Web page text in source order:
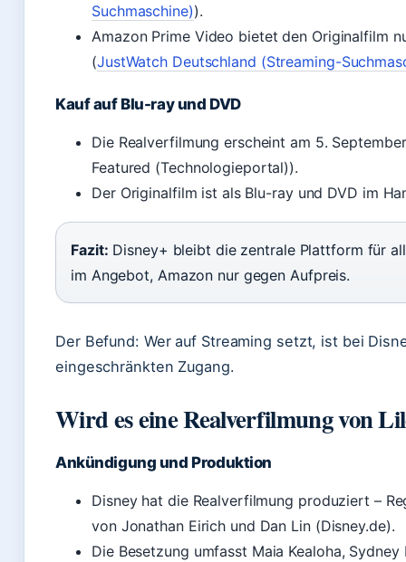
Suchmaschine)).
Amazon Prime Video bietet den Originalfilm
(JustWatch Deutschland (Streaming-
Kauf auf Blu-ray und DVD
Die Realverfilmung erscheint am 5.
Featured (Technologieportal)).
Der Originalfilm ist als Blu-ray und DVD im
Fazit: Disney+ bleibt die zentrale Plattform für
im Angebot, Amazon nur gegen Aufpreis.
Der Befund: Wer auf Streaming setzt, ist bei
eingeschränkten Zugang.
Wird es eine Realverfilmung von
Ankündigung und Produktion
Disney hat die Realverfilmung produziert –
von Jonathan Eirich und Dan Lin (Disney.de).
Die Besetzung umfasst Maia Kealoha,